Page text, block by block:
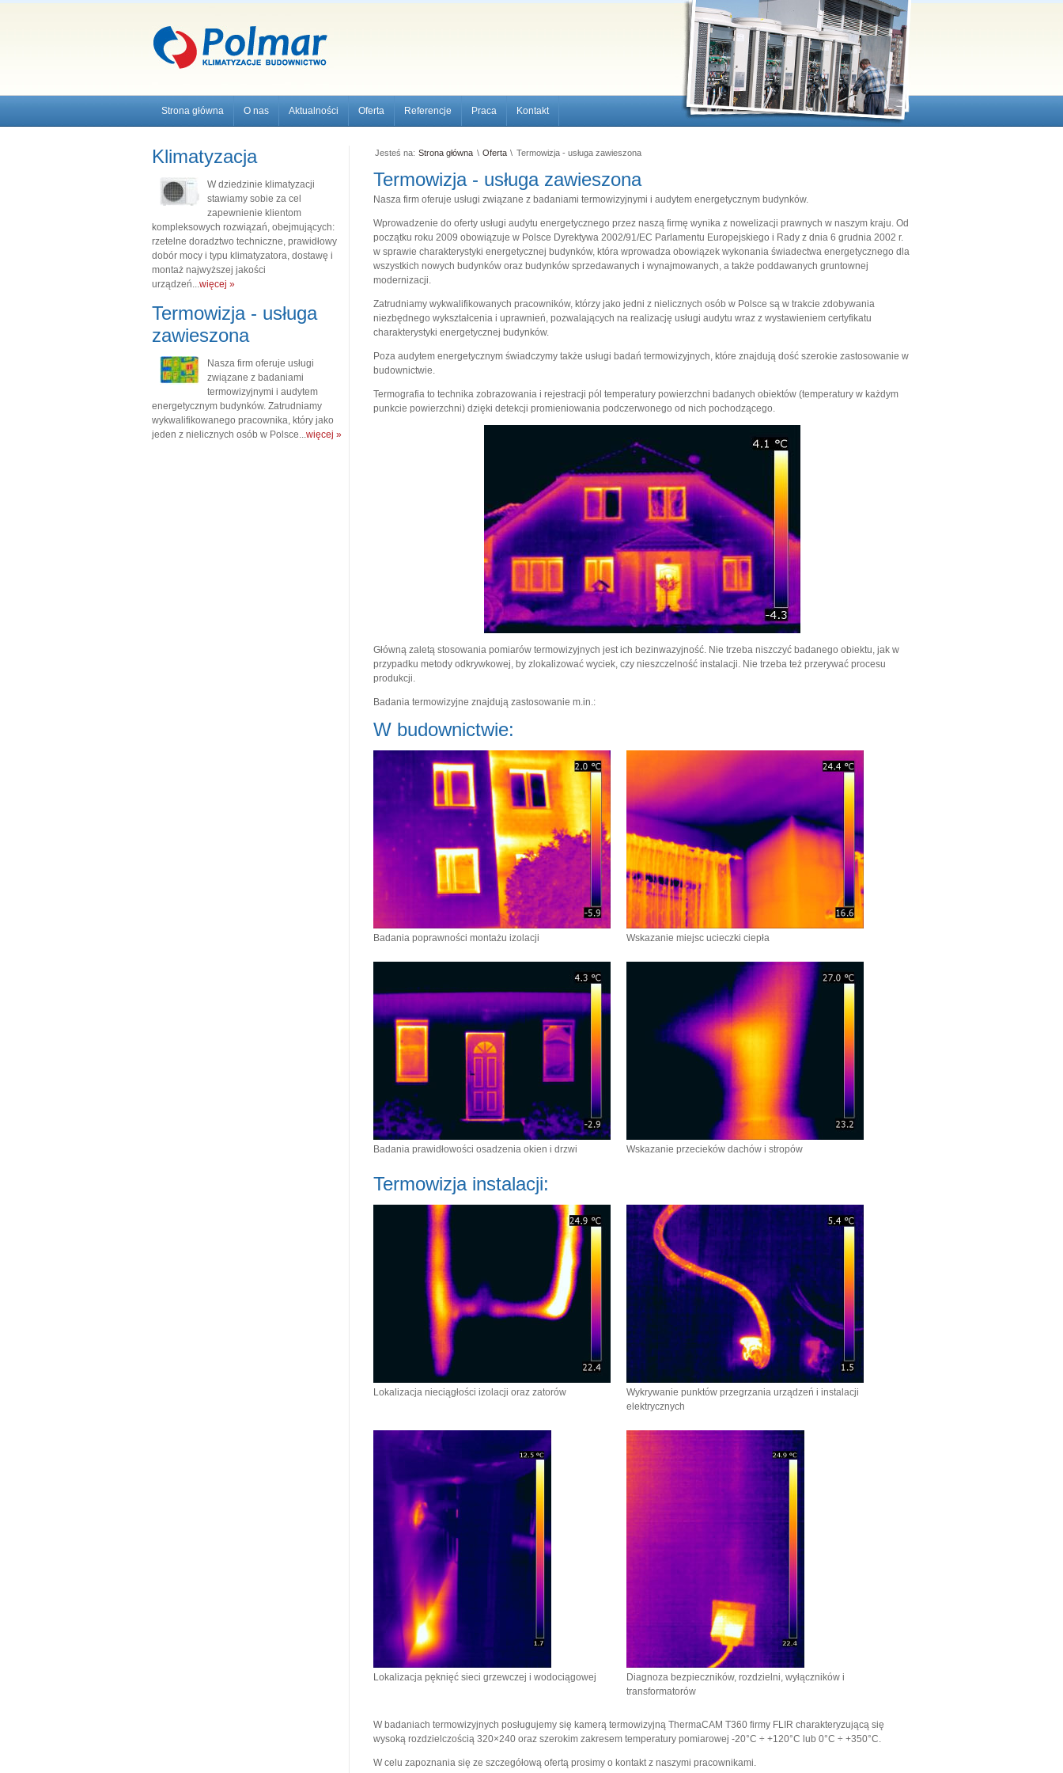
Strona główna O nas Aktualności Oferta Referencje Praca Kontakt
Klimatyzacja
W dziedzinie klimatyzacji
stawiamy sobie za cel
zapewnienie klientom
kompleksowych rozwiązań, obejmujących:
rzetelne doradztwo techniczne, prawidłowy
dobór mocy i typu klimatyzatora, dostawę i
montaż najwyższej jakości
urządzeń...więcej »
Termowizja - usługa
zawieszona
Nasza firm oferuje usługi
związane z badaniami
termowizyjnymi i audytem
energetycznym budynków. Zatrudniamy
wykwalifikowanego pracownika, który jako
jeden z nielicznych osób w Polsce...więcej »
Jesteś na: Strona główna \ Oferta \ Termowizja - usługa zawieszona
Termowizja - usługa zawieszona
Nasza firm oferuje usługi związane z badaniami termowizyjnymi i audytem energetycznym budynków.
Wprowadzenie do oferty usługi audytu energetycznego przez naszą firmę wynika z nowelizacji prawnych w naszym kraju. Od
początku roku 2009 obowiązuje w Polsce Dyrektywa 2002/91/EC Parlamentu Europejskiego i Rady z dnia 6 grudnia 2002 r.
w sprawie charakterystyki energetycznej budynków, która wprowadza obowiązek wykonania świadectwa energetycznego dla
wszystkich nowych budynków oraz budynków sprzedawanych i wynajmowanych, a także poddawanych gruntownej
modernizacji.
Zatrudniamy wykwalifikowanych pracowników, którzy jako jedni z nielicznych osób w Polsce są w trakcie zdobywania
niezbędnego wykształcenia i uprawnień, pozwalających na realizację usługi audytu wraz z wystawieniem certyfikatu
charakterystyki energetycznej budynków.
Poza audytem energetycznym świadczymy także usługi badań termowizyjnych, które znajdują dość szerokie zastosowanie w
budownictwie.
Termografia to technika zobrazowania i rejestracji pól temperatury powierzchni badanych obiektów (temperatury w każdym
punkcie powierzchni) dzięki detekcji promieniowania podczerwonego od nich pochodzącego.
Główną zaletą stosowania pomiarów termowizyjnych jest ich bezinwazyjność. Nie trzeba niszczyć badanego obiektu, jak w
przypadku metody odkrywkowej, by zlokalizować wyciek, czy nieszczelność instalacji. Nie trzeba też przerywać procesu
produkcji.
Badania termowizyjne znajdują zastosowanie m.in.:
W budownictwie:
Badania poprawności montażu izolacji Wskazanie miejsc ucieczki ciepła
Badania prawidłowości osadzenia okien i drzwi Wskazanie przecieków dachów i stropów
Termowizja instalacji:
Lokalizacja nieciągłości izolacji oraz zatorów
Wykrywanie punktów przegrzania urządzeń i instalacji
elektrycznych
Lokalizacja pęknięć sieci grzewczej i wodociągowej
Diagnoza bezpieczników, rozdzielni, wyłączników i
transformatorów
W badaniach termowizyjnych posługujemy się kamerą termowizyjną ThermaCAM T360 firmy FLIR charakteryzującą się
wysoką rozdzielczością 320×240 oraz szerokim zakresem temperatury pomiarowej -20°C ÷ +120°C lub 0°C ÷ +350°C.
W celu zapoznania się ze szczegółową ofertą prosimy o kontakt z naszymi pracownikami.